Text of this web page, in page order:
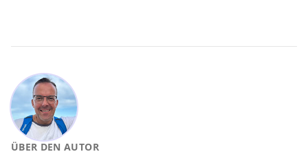
ÜBER DEN AUTOR